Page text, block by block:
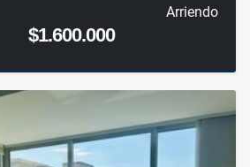
Arriendo
$1.600.000